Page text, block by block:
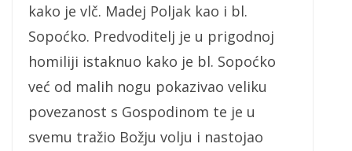
kako je vlč. Madej Poljak kao i bl.
Sopoćko. Predvoditelj je u prigodnoj
homiliji istaknuo kako je bl. Sopoćko
već od malih nogu pokazivao veliku
povezanost s Gospodinom te je u
svemu tražio Božju volju i nastojao